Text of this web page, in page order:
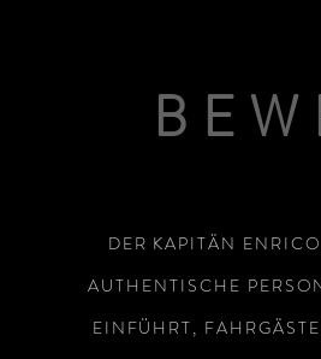
DER KAPITÄN
AUTHENTISCHE
EINFÜHRT,